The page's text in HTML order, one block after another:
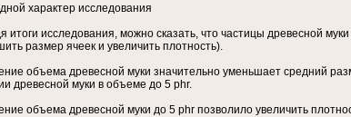
характер исследования
итоги исследования, можно сказать, что частицы древесной
размер ячеек и увеличить плотность).
объема древесной муки значительно уменьшает средний
древесной муки в объеме до 5 phr.
объема древесной муки до 5 phr позволило увеличить